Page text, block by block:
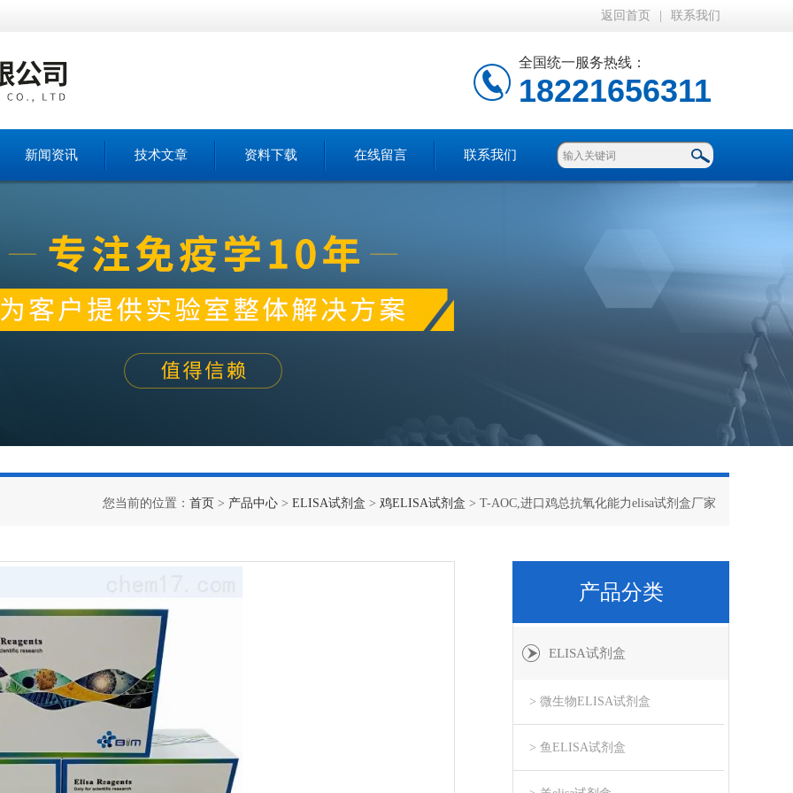
返回首页 联系我们
全国统一服务热线：
18221656311
新闻资讯 技术文章 资料下载 在线留言 联系我们
您当前的位置： 首页 > 产品中心 > ELISA试剂盒 > 鸡ELISA试剂盒 > T-AOC,进口鸡总抗氧化能力elisa试剂盒厂家
产品分类
ELISA试剂盒
> 微生物ELISA试剂盒
> 鱼ELISA试剂盒